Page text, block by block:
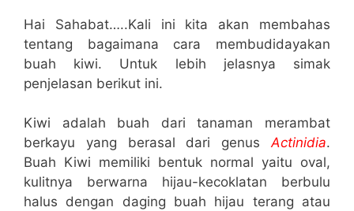
Hai Sahabat…..Kali ini kita akan membahas
tentang bagaimana cara membudidayakan
buah kiwi. Untuk lebih jelasnya simak
penjelasan berikut ini.
Kiwi adalah buah dari tanaman merambat
berkayu yang berasal dari genusActinidia.
Buah Kiwi memiliki bentuk normal yaitu oval,
kulitnya berwarna hijau-kecoklatan berbulu
halus dengan daging buah hijau terang atau